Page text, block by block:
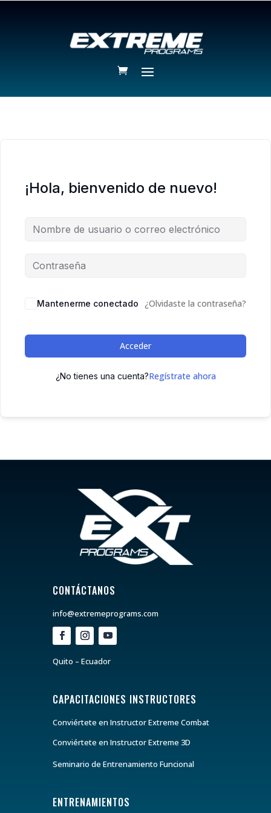
¡Hola, bienvenido de nuevo!
Mantenerme conectado ¿Olvidaste la contraseña?
Acceder
¿No tienes una cuenta?Regístrate ahora
CONTÁCTANOS
info@extremeprograms.com
Quito – Ecuador
CAPACITACIONES INSTRUCTORES
Conviértete en Instructor Extreme Combat
Conviértete en Instructor Extreme 3D
Seminario de Entrenamiento Funcional
ENTRENAMIENTOS